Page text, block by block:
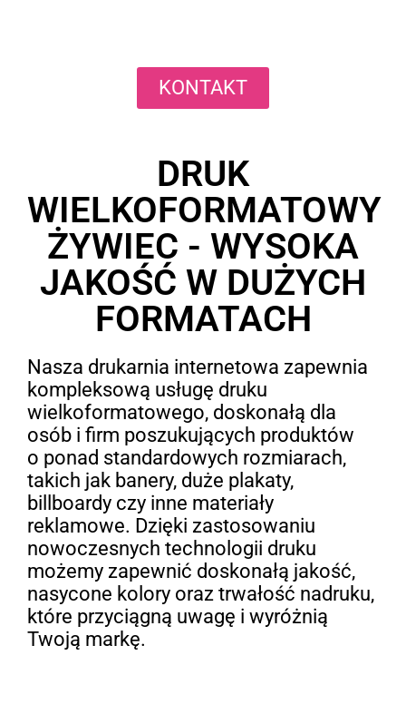
DRUK
WIELKOFORMATOWY
ŻYWIEC - WYSOKA
JAKOŚĆ W DUŻYCH
FORMATACH
Nasza drukarnia internetowa zapewnia
kompleksową usługę druku
wielkoformatowego, doskonałą dla
osób i firm poszukujących produktów
o ponad standardowych rozmiarach,
takich jak banery, duże plakaty,
billboardy czy inne materiały
reklamowe. Dzięki zastosowaniu
nowoczesnych technologii druku
możemy zapewnić doskonałą jakość,
nasycone kolory oraz trwałość nadruku,
które przyciągną uwagę i wyróżnią
Twoją markę.
KONTAKT